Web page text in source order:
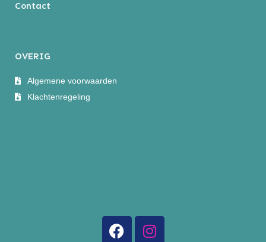
Contact
OVERIG
Algemene voorwaarden
Klachtenregeling